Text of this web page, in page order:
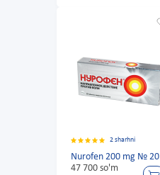
2 sharhni
Nurofen 200 mg № 20
47 700 so'm